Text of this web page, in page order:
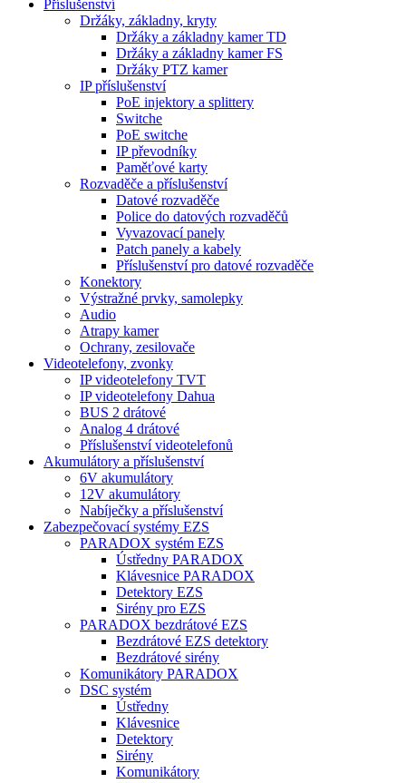
Příslušenství
Držáky, základny, kryty
Držáky a základny kamer TD
Držáky a základny kamer FS
Držáky PTZ kamer
IP příslušenství
PoE injektory a splittery
Switche
PoE switche
IP převodníky
Paměťové karty
Rozvaděče a příslušenství
Datové rozvaděče
Police do datových rozvaděčů
Vyvazovací panely
Patch panely a kabely
Příslušenství pro datové rozvaděče
Konektory
Výstražné prvky, samolepky
Audio
Atrapy kamer
Ochrany, zesilovače
Videotelefony, zvonky
IP videotelefony TVT
IP videotelefony Dahua
BUS 2 drátové
Analog 4 drátové
Příslušenství videotelefonů
Akumulátory a příslušenství
6V akumulátory
12V akumulátory
Nabíječky a příslušenství
Zabezpečovací systémy EZS
PARADOX systém EZS
Ústředny PARADOX
Klávesnice PARADOX
Detektory EZS
Sirény pro EZS
PARADOX bezdrátové EZS
Bezdrátové EZS detektory
Bezdrátové sirény
Komunikátory PARADOX
DSC systém
Ústředny
Klávesnice
Detektory
Sirény
Komunikátory